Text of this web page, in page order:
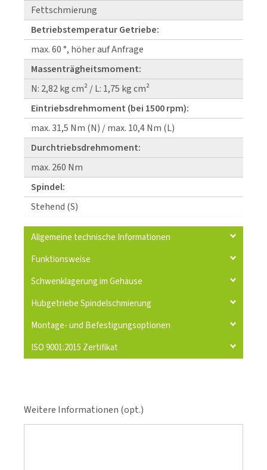
Fettschmierung
Betriebstemperatur Getriebe:
max. 60 °, höher auf Anfrage
Massenträgheitsmoment:
N: 2,82 kg cm² / L: 1,75 kg cm²
Eintriebsdrehmoment (bei 1500 rpm):
max. 31,5 Nm (N) / max. 10,4 Nm (L)
Durchtriebsdrehmoment:
max. 260 Nm
Spindel:
Stehend (S)
Allgemeine technische Informationen
Funktionsweise
Schwenklagerung im Gehäuse
Hubgetriebe Spindelschmierung
Montage- und Befestigungsoptionen
ISO 9001:2015 Zertifikat
Weitere Informationen (opt.)